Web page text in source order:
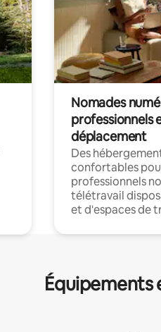
Nomades
professionnels
déplacement
Des
confortables
professionnels
télétravail
et d'espaces de
Équipements